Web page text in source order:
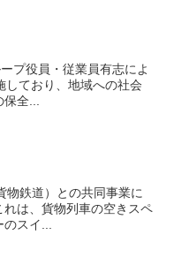
プ役員・従業員有志によ
しており、地域への社会
全...
物鉄道）との共同事業に
は、貨物列車の空きスペ
のスイ...